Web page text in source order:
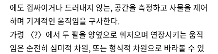
에도 휩싸이거나 드러내지 않는, 공간을 측정하고 사물을 제어
하며 기계적인 움직임을 구사한다.
가령 〈?〉에서 두 팔을 양옆으로 휘저으며 연장시키는 움직
임은 순전히 심미적 차원, 또는 형식적 차원으로 바라볼 수 있